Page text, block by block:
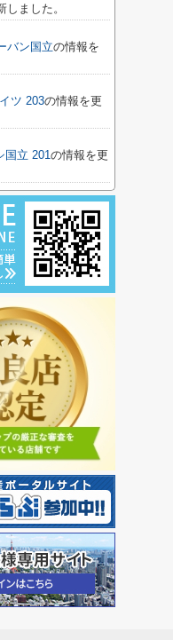
しました。
バン国立の情報を
ツ 203の情報を更
国立 201の情報を更